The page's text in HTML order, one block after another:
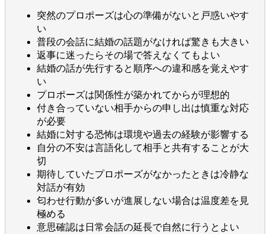
突然のプロポーズは心の準備がないと戸惑いやす
い
普段の会話に結婚の話題がなければ驚きも大きい
返事に迷ったらその場で答えなくてもよい
結婚の話が先行すると順序への違和感を覚えやす
い
プロポーズは関係性が築かれてからが理想的
付き合っていない相手からの申し出は慎重な対応
が必要
結婚に対する恐怖は環境や過去の経験が影響する
自分の不安は言語化して相手と共有することが大
切
期待していたプロポーズがなかったときは冷静な
対話が有効
匂わせ行動が多いが進展しない場合は温度差を見
極める
意思確認は日常会話の延長で自然に行うとよい